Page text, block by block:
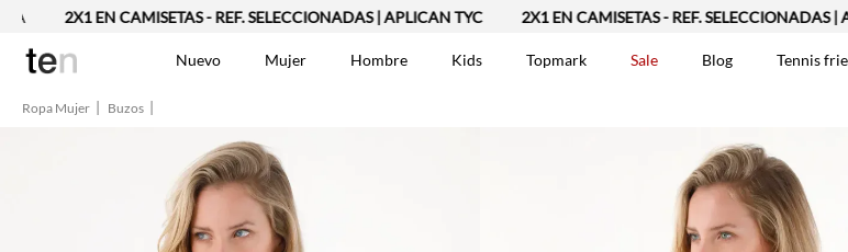
2X1 EN CAMISETAS - REF. SELECCIONADAS | APLICAN TYC 2X1 EN CAMISETAS - REF. SELECCIONADAS |
Nuevo Mujer Hombre Kids Topmark Sale Blog Tennis
Ropa Mujer Buzos